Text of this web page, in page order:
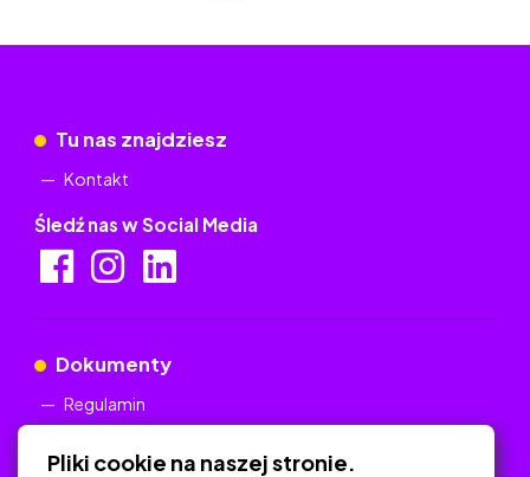
Tu nas znajdziesz
Kontakt
Śledź nas w Social Media
Dokumenty
Regulamin
Pliki cookie na naszej stronie.